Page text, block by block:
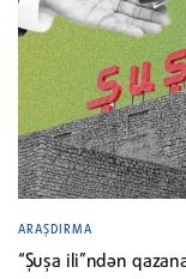
ARAŞDIRMA
“Şuşa ili”ndən